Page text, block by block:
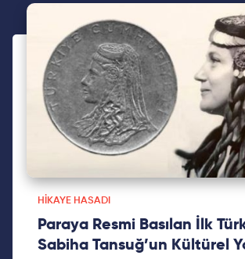
HIKAYE HASADI
Paraya Resmi Basılan İlk
Sabiha Tansuğ’un Kültürel